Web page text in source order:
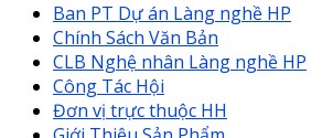
Ban PT Dự án Làng nghề HP
Chính Sách Văn Bản
CLB Nghệ nhân Làng nghề HP
Công Tác Hội
Đơn vị trực thuộc HH